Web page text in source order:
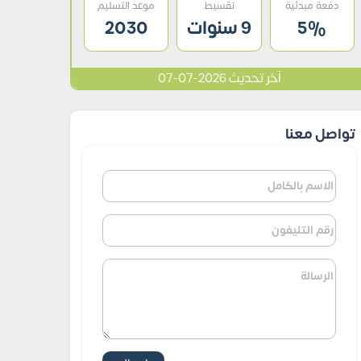
دفعة مبدئية
5%
تقسيط
9 سنوات
موعد التسليم
2030
آخر تحديث 2026-07-07
تواصل معنا